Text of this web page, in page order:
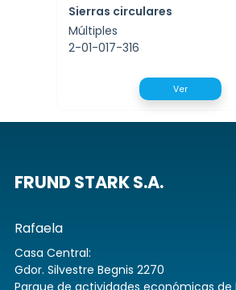
Sierras circulares
Múltiples
2-01-017-316
Ver
FRUND STARK S.A.
Rafaela
Casa Central:
Gdor. Silvestre Begnis 2270
Parque de actividades económicas de